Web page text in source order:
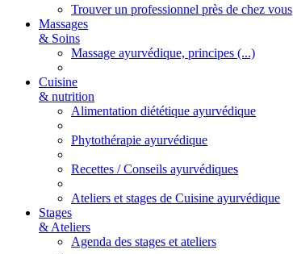
Trouver un professionnel près de chez vous
Massages
& Soins
Massage ayurvédique, principes (...)
Cuisine
& nutrition
Alimentation diététique ayurvédique
Phytothérapie ayurvédique
Recettes / Conseils ayurvédiques
Ateliers et stages de Cuisine ayurvédique
Stages
& Ateliers
Agenda des stages et ateliers